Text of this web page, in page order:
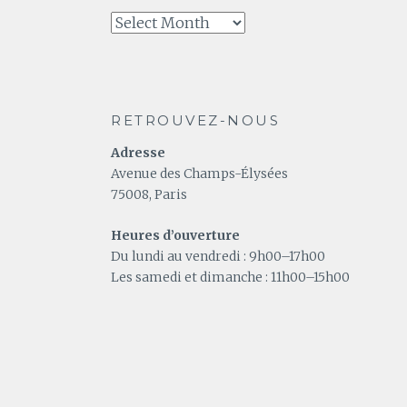
A
RETROUVEZ-NOUS
Adresse
Avenue des Champs-Élysées
75008, Paris
Heures d’ouverture
Du lundi au vendredi : 9h00–17h00
Les samedi et dimanche : 11h00–15h00